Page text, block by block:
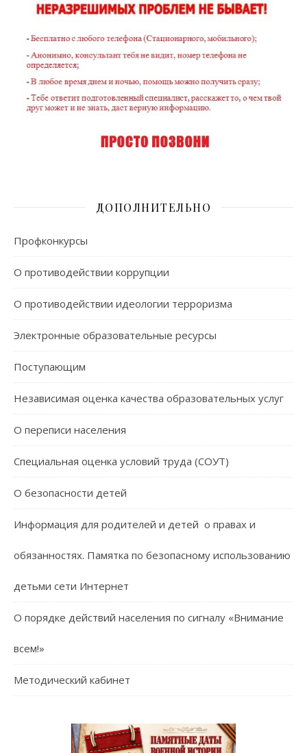
ДОПОЛНИТЕЛЬНО
Профконкурсы
О противодействии коррупции
О противодействии идеологии терроризма
Электронные образовательные ресурсы
Поступающим
Независимая оценка качества образовательных услуг
О переписи населения
Специальная оценка условий труда (СОУТ)
О безопасности детей
Информация для родителей и детей о правах и
обязанностях. Памятка по безопасному использованию
детьми сети Интернет
О порядке действий населения по сигналу «Внимание
всем!»
Методический кабинет